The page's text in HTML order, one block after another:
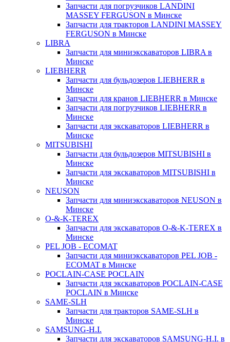
Запчасти для погрузчиков LANDINI
MASSEY FERGUSON в Минске
Запчасти для тракторов LANDINI MASSEY
FERGUSON в Минске
LIBRA
Запчасти для миниэкскаваторов LIBRA в
Минске
LIEBHERR
Запчасти для бульдозеров LIEBHERR в
Минске
Запчасти для кранов LIEBHERR в Минске
Запчасти для погрузчиков LIEBHERR в
Минске
Запчасти для экскаваторов LIEBHERR в
Минске
MITSUBISHI
Запчасти для бульдозеров MITSUBISHI в
Минске
Запчасти для экскаваторов MITSUBISHI в
Минске
NEUSON
Запчасти для миниэкскаваторов NEUSON в
Минске
O-&-K-TEREX
Запчасти для экскаваторов O-&-K-TEREX в
Минске
PEL JOB - ECOMAT
Запчасти для миниэкскаваторов PEL JOB -
ECOMAT в Минске
POCLAIN-CASE POCLAIN
Запчасти для экскаваторов POCLAIN-CASE
POCLAIN в Минске
SAME-SLH
Запчасти для тракторов SAME-SLH в
Минске
SAMSUNG-H.I.
Запчасти для экскаваторов SAMSUNG-H.I. в